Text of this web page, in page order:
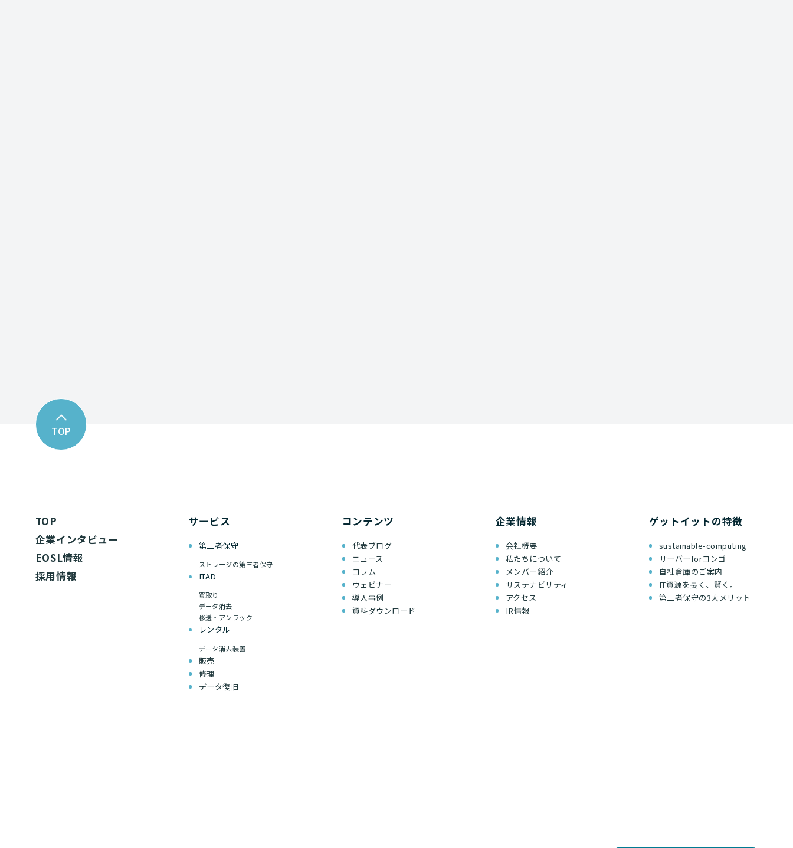
TOP
TOP
企業インタビュー
EOSL情報
採用情報
サービス
第三者保守
ストレージの第三者保守
ITAD
買取り
データ消去
移送・アンラック
レンタル
データ消去装置
販売
修理
データ復旧
コンテンツ
代表ブログ
ニュース
コラム
ウェビナー
導入事例
資料ダウンロード
企業情報
会社概要
私たちについて
メンバー紹介
サステナビリティ
アクセス
IR情報
ゲットイットの特徴
sustainable-computing
サーバーforコンゴ
自社倉庫のご案内
IT資源を長く、賢く。
第三者保守の3大メリット